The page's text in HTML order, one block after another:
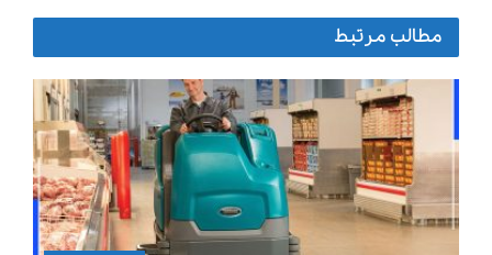
مطالب مرتبط